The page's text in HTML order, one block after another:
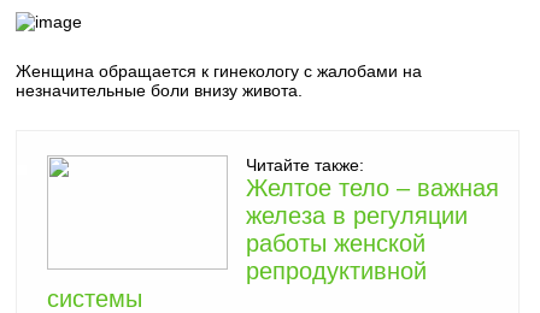
Женщина обращается к гинекологу с жалобами на
незначительные боли внизу живота.
Читайте также:
Желтое тело – важная
железа в регуляции
работы женской
репродуктивной
системы